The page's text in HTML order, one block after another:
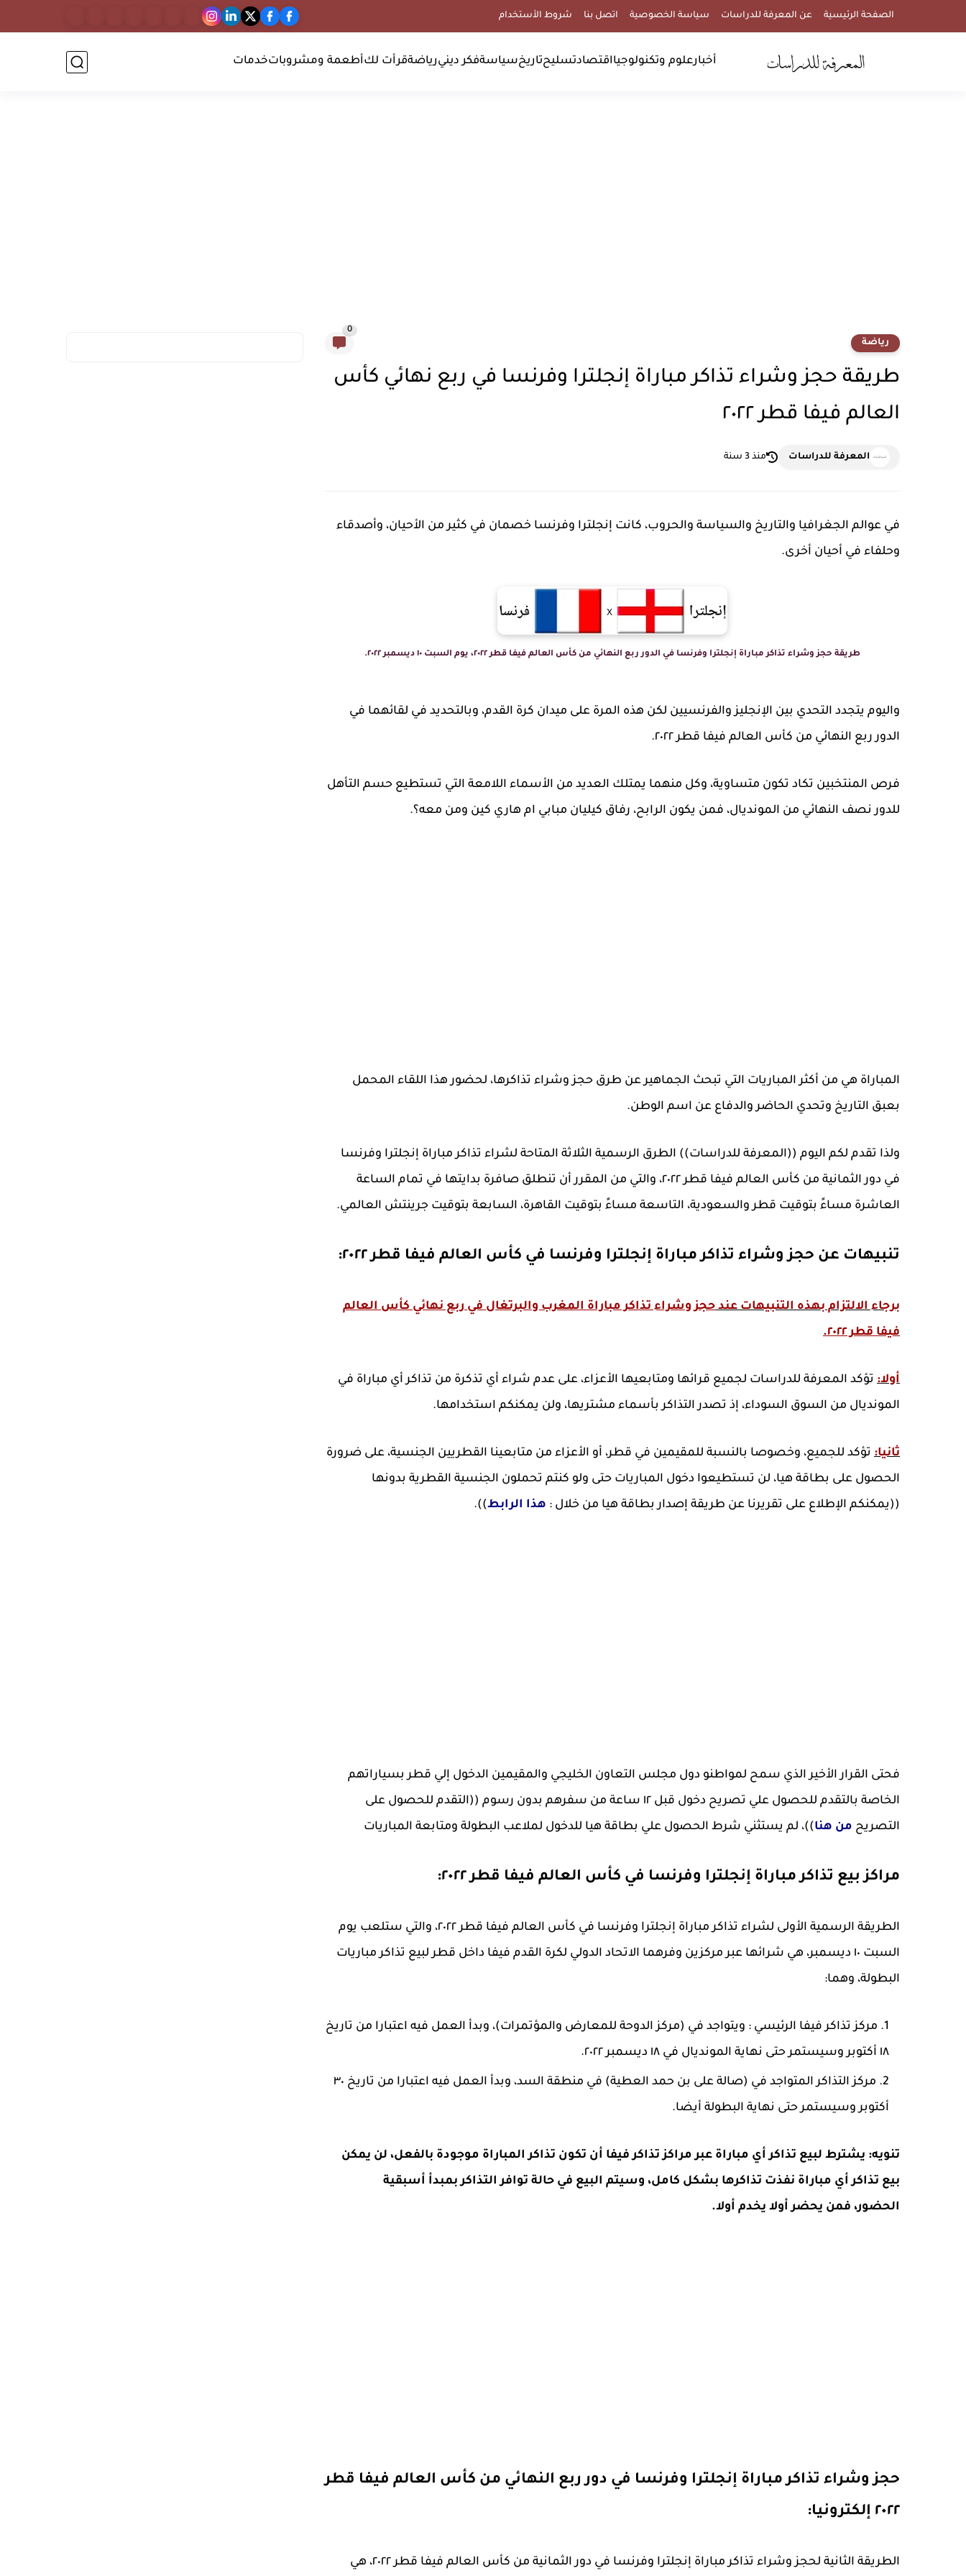
الصفحة الرئيسية عن المعرفة للدراسات سياسة الخصوصية اتصل بنا شروط الأستخدام
أخبارعلوم وتكنولوجيااقتصادتسليحتاريخسياسةفكر دينيرياضةقرأت لكأطعمة ومشروباتخدمات
رياضة
0
طريقة حجز وشراء تذاكر مباراة إنجلترا وفرنسا في ربع نهائي كأس
العالم فيفا قطر ٢٠٢٢
المعرفة للدراسات منذ 3 سنة
في عوالم الجغرافيا والتاريخ والسياسة والحروب، كانت إنجلترا وفرنسا خصمان في كثير من الأحيان، وأصدقاء
وحلفاء في أحيان أخرى.
طريقة حجز وشراء تذاكر مباراة إنجلترا وفرنسا في الدور ربع النهائي من كأس العالم فيفا قطر ٢٠٢٢، يوم السبت ١٠ ديسمبر ٢٠٢٢.
واليوم يتجدد التحدي بين الإنجليز والفرنسيين لكن هذه المرة على ميدان كرة القدم، وبالتحديد في لقائهما في
الدور ربع النهائي من كأس العالم فيفا قطر ٢٠٢٢.
فرص المنتخبين تكاد تكون متساوية، وكل منهما يمتلك العديد من الأسماء اللامعة التي تستطيع حسم التأهل
للدور نصف النهائي من المونديال، فمن يكون الرابح، رفاق كيليان مبابي ام هاري كين ومن معه؟.
المباراة هي من أكثر المباريات التي تبحث الجماهير عن طرق حجز وشراء تذاكرها، لحضور هذا اللقاء المحمل
بعبق التاريخ وتحدي الحاضر والدفاع عن اسم الوطن.
ولذا تقدم لكم اليوم ((المعرفة للدراسات)) الطرق الرسمية الثلاثة المتاحة لشراء تذاكر مباراة إنجلترا وفرنسا
في دور الثمانية من كأس العالم فيفا قطر ٢٠٢٢، والتي من المقرر أن تنطلق صافرة بدايتها في تمام الساعة
العاشرة مساءً بتوقيت قطر والسعودية، التاسعة مساءً بتوقيت القاهرة، السابعة بتوقيت جرينتش العالمي.
تنبيهات عن حجز وشراء تذاكر مباراة إنجلترا وفرنسا في كأس العالم فيفا قطر ٢٠٢٢:
برجاء الالتزام بهذه التنبيهات عندحجز وشراء تذاكر مباراة المغرب والبرتغال في ربع نهائي كأس العالم
فيفا قطر ٢٠٢٢.
أولا: تؤكد المعرفة للدراسات لجميع قرائها ومتابعيها الأعزاء، على عدم شراء أي تذكرة من تذاكر أي مباراة في
المونديال من السوق السوداء، إذ تصدر التذاكر بأسماء مشتريها، ولن يمكنكم استخدامها.
ثانيا: تؤكد للجميع، وخصوصا بالنسبة للمقيمين في قطر، أو الأعزاء من متابعينا القطريين الجنسية، على ضرورة
الحصول على بطاقة هيا، لن تستطيعوا دخول المباريات حتى ولو كنتم تحملون الجنسية القطرية بدونها
((يمكنكم الإطلاع على تقريرنا عن طريقة إصدار بطاقة هيا من خلال : هذا الرابط)).
فحتى القرار الأخير الذي سمح لمواطنو دول مجلس التعاون الخليجي والمقيمين الدخول إلي قطر بسياراتهم
الخاصة بالتقدم للحصول علي تصريح دخول قبل ١٢ ساعة من سفرهم بدون رسوم ((التقدم للحصول على
التصريح من هنا))، لم يستثني شرط الحصول علي بطاقة هيا للدخول لملاعب البطولة ومتابعة المباريات
مراكز بيع تذاكر مباراة إنجلترا وفرنسا في كأس العالم فيفا قطر ٢٠٢٢:
الطريقة الرسمية الأولى لشراء تذاكر مباراة إنجلترا وفرنسا في كأس العالم فيفا قطر ٢٠٢٢، والتي ستلعب يوم
السبت ١٠ ديسمبر، هي شرائها عبر مركزين وفرهما الاتحاد الدولي لكرة القدم فيفا داخل قطر لبيع تذاكر مباريات
البطولة، وهما:
مركز تذاكر فيفا الرئيسي : ويتواجد في (مركز الدوحة للمعارض والمؤتمرات)، وبدأ العمل فيه اعتبارا من تاريخ
١٨ أكتوبر وسيستمر حتى نهاية المونديال في ١٨ ديسمبر ٢٠٢٢.
مركز التذاكر المتواجد في (صالة على بن حمد العطية) في منطقة السد، وبدأ العمل فيه اعتبارا من تاريخ ٣٠
أكتوبر وسيستمر حتى نهاية البطولة أيضا.
تنويه: يشترط لبيع تذاكر أي مباراة عبر مراكز تذاكر فيفا أن تكون تذاكر المباراة موجودة بالفعل، لن يمكن
بيع تذاكر أي مباراة نفذت تذاكرها بشكل كامل، وسيتم البيع في حالة توافر التذاكر بمبدأ أسبقية
الحضور، فمن يحضر أولا يخدم أولا.
حجز وشراء تذاكر مباراة إنجلترا وفرنسا في دور ربع النهائي من كأس العالم فيفا قطر
٢٠٢٢ إلكترونيا:
الطريقة الثانية لحجز وشراء تذاكر مباراة إنجلترا وفرنسا في دور الثمانية من كأس العالم فيفا قطر ٢٠٢٢، هي